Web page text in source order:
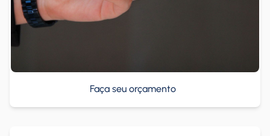
Faça seu orçamento